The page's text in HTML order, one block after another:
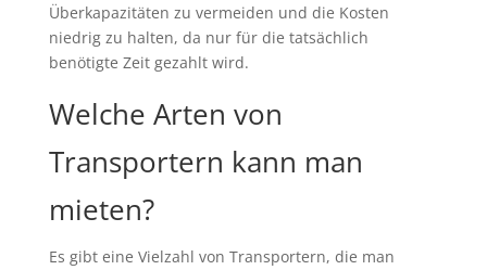
Überkapazitäten zu vermeiden und die Kosten
niedrig zu halten, da nur für die tatsächlich
benötigte Zeit gezahlt wird.
Welche Arten von
Transportern kann man
mieten?
Es gibt eine Vielzahl von Transportern, die man